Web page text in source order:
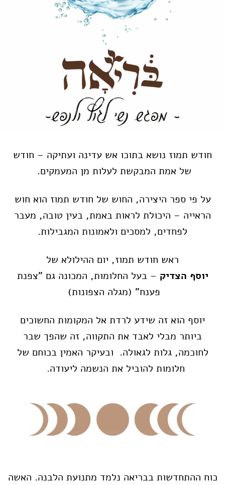
חודש תמוז נושא בתוכו אש עדינה ועתיקה – חודש
של אמת המבקשת לעלות מן המעמקים.
על פי ספר היצירה, החוש של חודש תמוז הוא חוש
הראייה – היכולת לראות באמת, בעין טובה, מעבר
לפחדים, למסכים ולאמונות המגבילות.
ראש חודש תמוז, יום ההילולא של
יוסף הצדיק – בעל החלומות, המכונה גם "צפנת
פענח" (מגלה הצפונות)
יוסף הוא זה שידע לרדת אל המקומות החשוכים
ביותר מבלי לאבד את התקווה, זה שהפך שבר
לחוכמה, גלות לגאולה. ובעיקר האמין בכוחם של
חלומות להוביל את הנשמה ליעודה.
כוח ההתחדשות בבריאה נלמד מתנועת הלבנה. האשה